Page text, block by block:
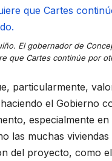
El gobernador de
que Cartes continúe por
particularmente,
el Gobierno
especialmente
las muchas
del proyecto, como